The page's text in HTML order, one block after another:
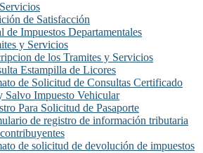
de Satisfacción
de Impuestos Departamentales
y Servicios
de los Tramites y Servicios
Estampilla de Licores
de Solicitud de Consultas Certificado
Salvo Impuesto Vehicular
Para Solicitud de Pasaporte
de registro de información tributaria
de solicitud de devolución de impuestos